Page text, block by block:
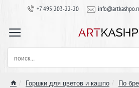
+7 495 203-22-20
поиск...
Горшки для цветов и кашпо По